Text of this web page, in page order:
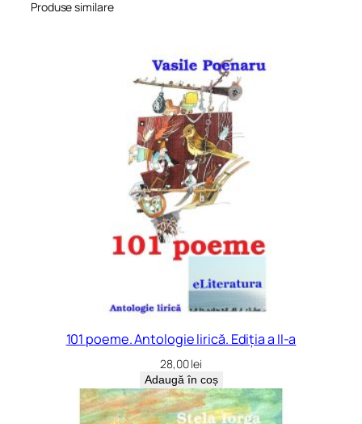
Produse similare
101 poeme. Antologie lirică. Ediția a II-a
28,00lei
Adaugă în coș